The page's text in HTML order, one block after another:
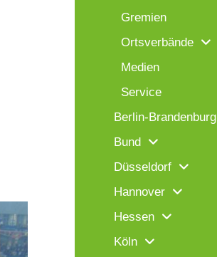
Gremien
Ortsverbände
Medien
Service
Berlin-Brandenburg
Bund
Düsseldorf
Hannover
Hessen
Köln